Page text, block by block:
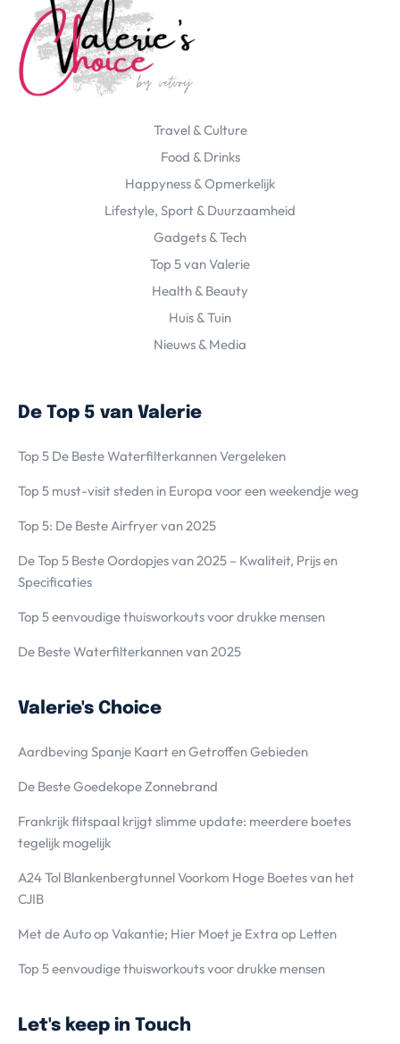
Travel & Culture
Food & Drinks
Happyness & Opmerkelijk
Lifestyle, Sport & Duurzaamheid
Gadgets & Tech
Top 5 van Valerie
Health & Beauty
Huis & Tuin
Nieuws & Media
De Top 5 van Valerie
Top 5 De Beste Waterfilterkannen Vergeleken
Top 5 must-visit steden in Europa voor een weekendje weg
Top 5: De Beste Airfryer van 2025
De Top 5 Beste Oordopjes van 2025 – Kwaliteit, Prijs en
Specificaties
Top 5 eenvoudige thuisworkouts voor drukke mensen
De Beste Waterfilterkannen van 2025
Valerie's Choice
Aardbeving Spanje Kaart en Getroffen Gebieden
De Beste Goedekope Zonnebrand
Frankrijk flitspaal krijgt slimme update: meerdere boetes
tegelijk mogelijk
A24 Tol Blankenbergtunnel Voorkom Hoge Boetes van het
CJIB
Met de Auto op Vakantie; Hier Moet je Extra op Letten
Top 5 eenvoudige thuisworkouts voor drukke mensen
Let's keep in Touch